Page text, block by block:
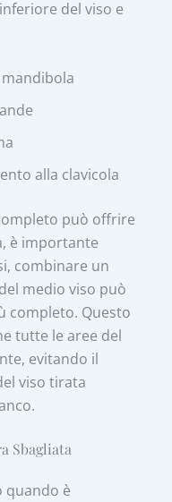
del viso e
alla clavicola
può offrire
è importante
combinare un
medio viso può
completo. Questo
tutte le aree del
evitando il
viso tirata
Sbagliata
quando è